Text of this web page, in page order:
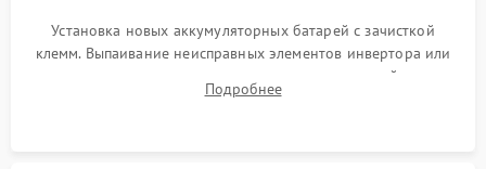
Установка новых аккумуляторных батарей с зачисткой
клемм. Выпаивание неисправных элементов инвертора или
цепи зарядки и монтаж новых радиодеталей.
Восстановление поврежденных токоведущих дорожек и
Подробнее